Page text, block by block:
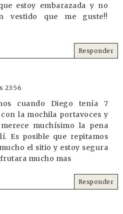
estoy embarazada y no
vestido que me guste!!
Responder
23:56
cuando Diego tenía 7
con la mochila portavoces y
muchísimo la pena
Es posible que repitamos
el sitio y estoy segura
mucho mas
Responder